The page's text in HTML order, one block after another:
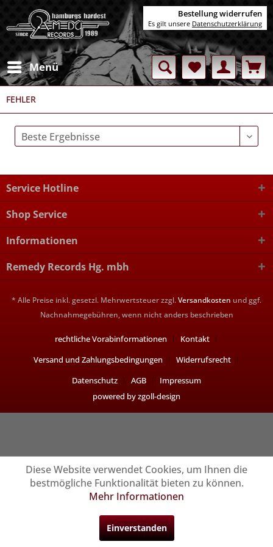
Menü
FEHLER
Service Hotline
Shop Service
Informationen
Remedy Records Hg. mbh
* Alle Preise inkl. gesetzl. Mehrwertsteuer zzgl.Versandkosten und ggf.
Nachnahmegebühren, wenn nicht anders beschrieben
rechtliche Vorabinformationen
Kontakt
Versand und Zahlungsbedingungen
Widerrufsrecht
Datenschutz
AGB
Impressum
powered by zgoll-design
Bestellung widerrufen
Es gilt unsere Datenschutzerklärung
Diese Website verwendet Cookies, um Ihnen die
bestmögliche Funktionalität bieten zu können.
Mehr Informationen
Einverstanden